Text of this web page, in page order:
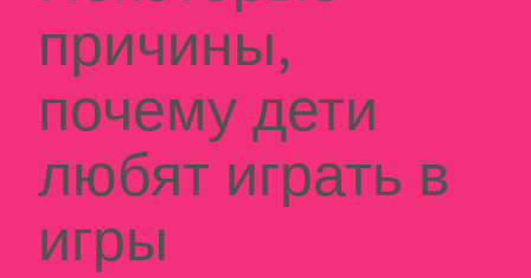
причины,
почему дети
любят играть в
игры